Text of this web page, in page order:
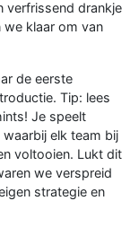
verfrissend drankje
klaar om van
de eerste
Tip: lees
Je speelt
elk team bij
voltooien. Lukt dit
we verspreid
strategie en